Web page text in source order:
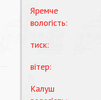
Яремче
вологість:
тиск:
вітер:
Калуш